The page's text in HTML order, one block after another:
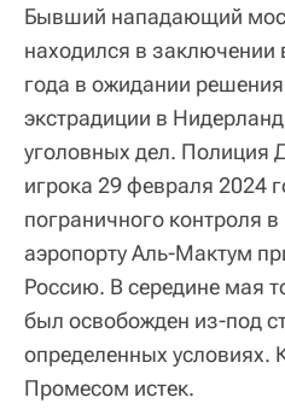
Бывший нападающий
находился в заключении
года в ожидании
экстрадиции в
уголовных дел. Полиция
игрока 29 февраля 2024
пограничного контроля
аэропорту Аль-Мактум
Россию. В середине мая
был освобожден из-под
определенных условиях.
Промесом истек.